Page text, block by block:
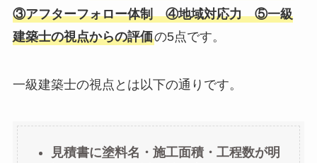
③アフターフォロー体制 ④地域対応力 ⑤一級
建築士の視点からの評価の5点です。
一級建築士の視点とは以下の通りです。
見積書に塗料名・施工面積・工程数が明